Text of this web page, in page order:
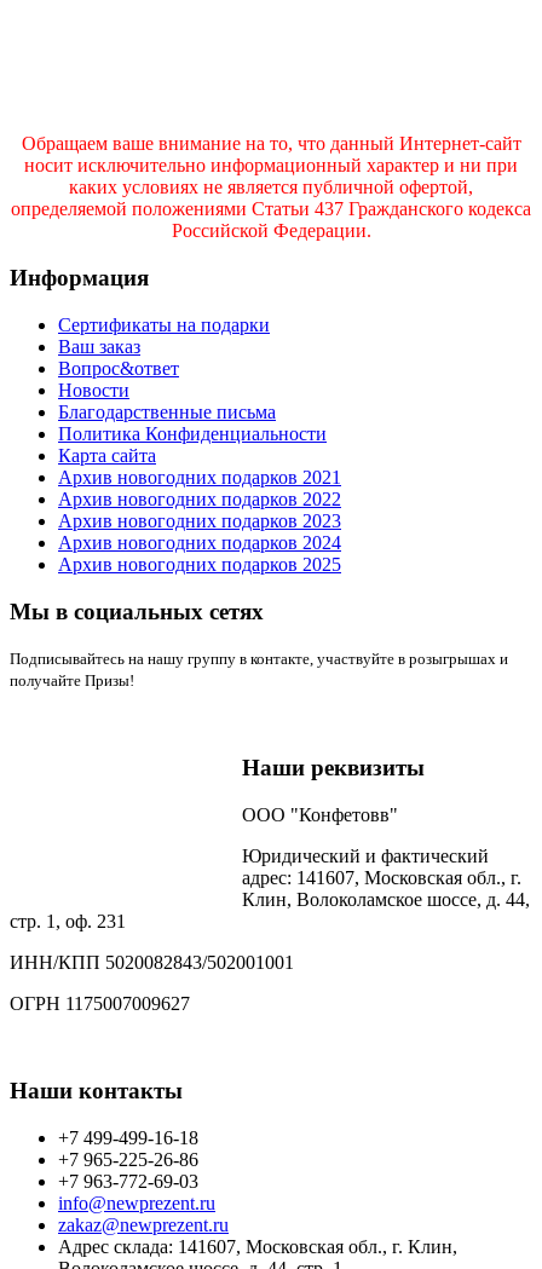
Обращаем ваше внимание на то, что данный Интернет-сайт
носит исключительно информационный характер и ни при
каких условиях не является публичной офертой,
определяемой положениями Статьи 437 Гражданского кодекса
Российской Федерации.
Информация
Сертификаты на подарки
Ваш заказ
Вопрос&ответ
Новости
Благодарственные письма
Политика Конфиденциальности
Карта сайта
Архив новогодних подарков 2021
Архив новогодних подарков 2022
Архив новогодних подарков 2023
Архив новогодних подарков 2024
Архив новогодних подарков 2025
Мы в социальных сетях
Подписывайтесь на нашу группу в контакте, участвуйте в розыгрышах и
получайте Призы!
Наши реквизиты
ООО "Конфетовв"
Юридический и фактический
адрес: 141607, Московская обл., г.
Клин, Волоколамское шоссе, д. 44,
стр. 1, оф. 231
ИНН/КПП 5020082843/502001001
ОГРН 1175007009627
Наши контакты
+7 499-499-16-18
+7 965-225-26-86
+7 963-772-69-03
info@newprezent.ru
zakaz@newprezent.ru
Адрес склада: 141607, Московская обл., г. Клин,